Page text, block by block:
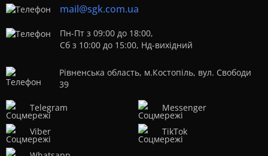
mail@sgk.com.ua
Пн-Пт з 09:00 до 18:00,
Сб з 10:00 до 15:00, Нд-вихідний
Рівненська область, м.Костопіль, вул. Свободи
39
Telegram
Viber
Messenger
TikTok